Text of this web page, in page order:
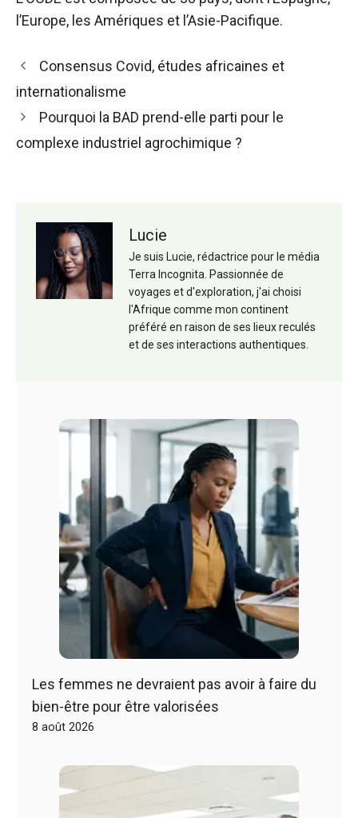
l’Europe, les Amériques et l’Asie-Pacifique.
Navigation
des
Consensus Covid, études africaines et
internationalisme
Pourquoi la BAD prend-elle parti pour le
complexe industriel agrochimique ?
Lucie
Je suis Lucie, rédactrice pour le média
Terra Incognita. Passionnée de
voyages et d'exploration, j'ai choisi
l'Afrique comme mon continent
préféré en raison de ses lieux reculés
et de ses interactions authentiques.
Les femmes ne devraient pas avoir à faire du
bien-être pour être valorisées
8 août 2026